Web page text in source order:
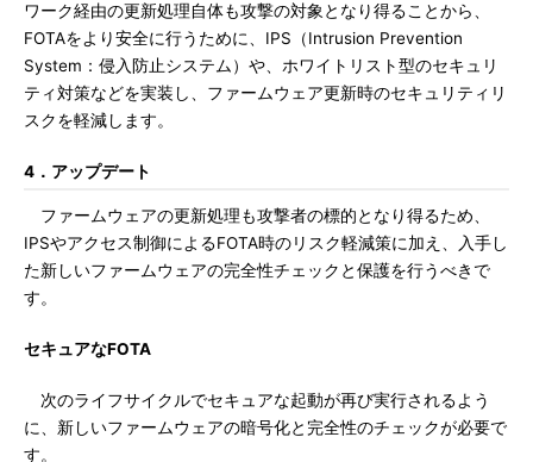
ワーク経由の更新処理自体も攻撃の対象となり得ることから、
FOTAをより安全に行うために、IPS（Intrusion Prevention
System：侵入防止システム）や、ホワイトリスト型のセキュリ
ティ対策などを実装し、ファームウェア更新時のセキュリティリ
スクを軽減します。
4．アップデート
ファームウェアの更新処理も攻撃者の標的となり得るため、
IPSやアクセス制御によるFOTA時のリスク軽減策に加え、入手し
た新しいファームウェアの完全性チェックと保護を行うべきで
す。
セキュアなFOTA
次のライフサイクルでセキュアな起動が再び実行されるよう
に、新しいファームウェアの暗号化と完全性のチェックが必要で
す。